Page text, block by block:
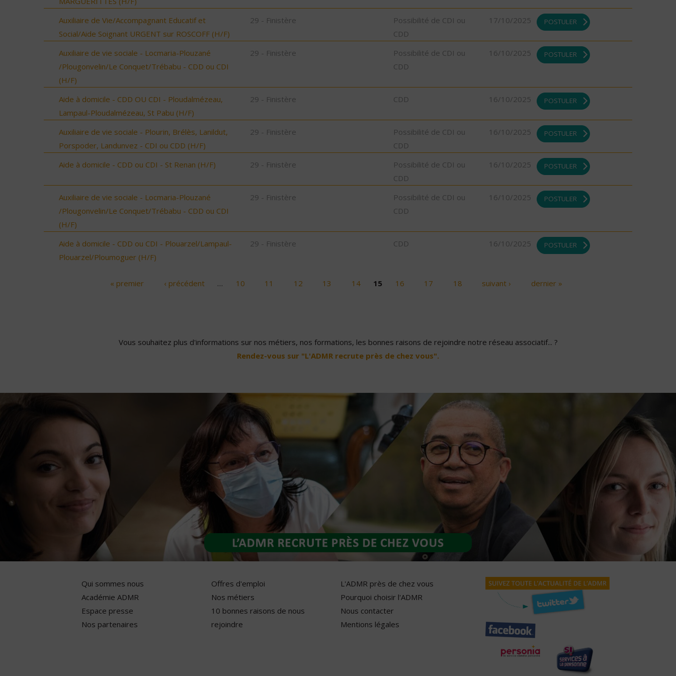
Auxiliaire de Vie/Accompagnant Educatif et
Social/Aide Soignant URGENT sur ROSCOFF (H/F)
29 - Finistère
Possibilité de CDI ou
CDD
17/10/2025 POSTULER
Auxiliaire de vie sociale - Locmaria-Plouzané
/Plougonvelin/Le Conquet/Trébabu - CDD ou CDI
(H/F)
29 - Finistère
Possibilité de CDI ou
CDD
16/10/2025 POSTULER
Aide à domicile - CDD OU CDI - Ploudalmézeau,
Lampaul-Ploudalmézeau, St Pabu (H/F)
29 - Finistère CDD 16/10/2025 POSTULER
Auxiliaire de vie sociale - Plourin, Brélès, Lanildut,
Porspoder, Landunvez - CDI ou CDD (H/F)
29 - Finistère
Possibilité de CDI ou
CDD
16/10/2025 POSTULER
Aide à domicile - CDD ou CDI - St Renan (H/F) 29 - Finistère
Possibilité de CDI ou
CDD
16/10/2025 POSTULER
Auxiliaire de vie sociale - Locmaria-Plouzané
/Plougonvelin/Le Conquet/Trébabu - CDD ou CDI
(H/F)
29 - Finistère
Possibilité de CDI ou
CDD
16/10/2025 POSTULER
Aide à domicile - CDD ou CDI - Plouarzel/Lampaul-
Plouarzel/Ploumoguer (H/F)
29 - Finistère CDD 16/10/2025 POSTULER
« premier ‹ précédent … 10 11 12 13 14 15 16 17 18 suivant › dernier »
Vous souhaitez plus d'informations sur nos métiers, nos formations, les bonnes raisons de rejoindre notre réseau associatif... ?
Rendez-vous sur "L'ADMR recrute près de chez vous".
Qui sommes nous
Académie ADMR
Espace presse
Nos partenaires
Offres d'emploi
Nos métiers
10 bonnes raisons de nous
rejoindre
L'ADMR près de chez vous
Pourquoi choisir l'ADMR
Nous contacter
Mentions légales